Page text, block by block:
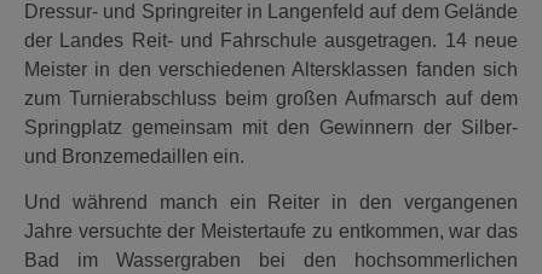
Dressur- und Springreiter in Langenfeld auf dem Gelände
der Landes Reit- und Fahrschule ausgetragen. 14 neue
Meister in den verschiedenen Altersklassen fanden sich
zum Turnierabschluss beim großen Aufmarsch auf dem
Springplatz gemeinsam mit den Gewinnern der Silber-
und Bronzemedaillen ein.
Und während manch ein Reiter in den vergangenen
Jahre versuchte der Meistertaufe zu entkommen, war das
Bad im Wassergraben bei den hochsommerlichen